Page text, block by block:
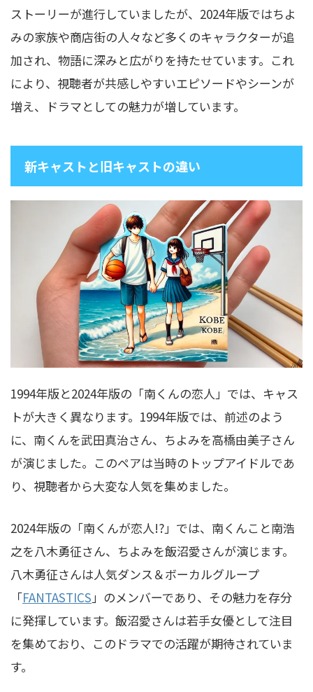
ストーリーが進行していましたが、2024年版ではちよ
みの家族や商店街の人々など多くのキャラクターが追
加され、物語に深みと広がりを持たせています。これ
により、視聴者が共感しやすいエピソードやシーンが
増え、ドラマとしての魅力が増しています。
新キャストと旧キャストの違い
1994年版と2024年版の「南くんの恋人」では、キャス
トが大きく異なります。1994年版では、前述のよう
に、南くんを武田真治さん、ちよみを高橋由美子さん
が演じました。このペアは当時のトップアイドルであ
り、視聴者から大変な人気を集めました。
2024年版の「南くんが恋人!?」では、南くんこと南浩
之を八木勇征さん、ちよみを飯沼愛さんが演じます。
八木勇征さんは人気ダンス＆ボーカルグループ
「FANTASTICS」のメンバーであり、その魅力を存分
に発揮しています。飯沼愛さんは若手女優として注目
を集めており、このドラマでの活躍が期待されていま
す。